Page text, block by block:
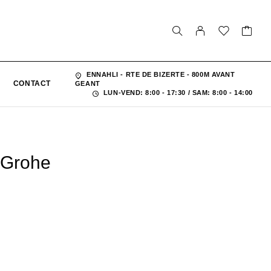
CONTACT
ENNAHLI - RTE DE BIZERTE - 800M AVANT
GEANT
LUN-VEND: 8:00 - 17:30 / SAM: 8:00 - 14:00